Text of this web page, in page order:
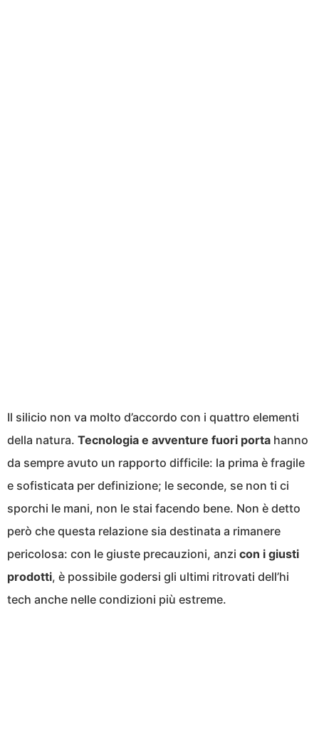
Il silicio non va molto d’accordo con i quattro elementi
della natura. Tecnologia e avventure fuori porta hanno
da sempre avuto un rapporto difficile: la prima è fragile
e sofisticata per definizione; le seconde, se non ti ci
sporchi le mani, non le stai facendo bene. Non è detto
però che questa relazione sia destinata a rimanere
pericolosa: con le giuste precauzioni, anzi con i giusti
prodotti, è possibile godersi gli ultimi ritrovati dell’hi
tech anche nelle condizioni più estreme.